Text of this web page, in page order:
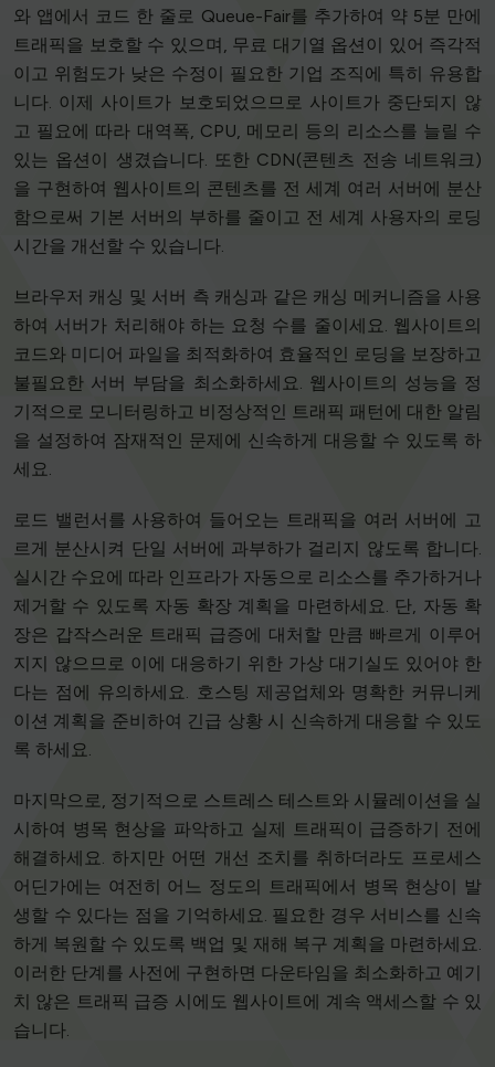
와 앱에서 코드 한 줄로 Queue-Fair를 추가하여 약 5분 만에
트래픽을 보호할 수 있으며, 무료 대기열 옵션이 있어 즉각적
이고 위험도가 낮은 수정이 필요한 기업 조직에 특히 유용합
니다. 이제 사이트가 보호되었으므로 사이트가 중단되지 않
고 필요에 따라 대역폭, CPU, 메모리 등의 리소스를 늘릴 수
있는 옵션이 생겼습니다. 또한 CDN(콘텐츠 전송 네트워크)
을 구현하여 웹사이트의 콘텐츠를 전 세계 여러 서버에 분산
함으로써 기본 서버의 부하를 줄이고 전 세계 사용자의 로딩
시간을 개선할 수 있습니다.
브라우저 캐싱 및 서버 측 캐싱과 같은 캐싱 메커니즘을 사용
하여 서버가 처리해야 하는 요청 수를 줄이세요. 웹사이트의
코드와 미디어 파일을 최적화하여 효율적인 로딩을 보장하고
불필요한 서버 부담을 최소화하세요. 웹사이트의 성능을 정
기적으로 모니터링하고 비정상적인 트래픽 패턴에 대한 알림
을 설정하여 잠재적인 문제에 신속하게 대응할 수 있도록 하
세요.
로드 밸런서를 사용하여 들어오는 트래픽을 여러 서버에 고
르게 분산시켜 단일 서버에 과부하가 걸리지 않도록 합니다.
실시간 수요에 따라 인프라가 자동으로 리소스를 추가하거나
제거할 수 있도록 자동 확장 계획을 마련하세요. 단, 자동 확
장은 갑작스러운 트래픽 급증에 대처할 만큼 빠르게 이루어
지지 않으므로 이에 대응하기 위한 가상 대기실도 있어야 한
다는 점에 유의하세요. 호스팅 제공업체와 명확한 커뮤니케
이션 계획을 준비하여 긴급 상황 시 신속하게 대응할 수 있도
록 하세요.
마지막으로, 정기적으로 스트레스 테스트와 시뮬레이션을 실
시하여 병목 현상을 파악하고 실제 트래픽이 급증하기 전에
해결하세요. 하지만 어떤 개선 조치를 취하더라도 프로세스
어딘가에는 여전히 어느 정도의 트래픽에서 병목 현상이 발
생할 수 있다는 점을 기억하세요. 필요한 경우 서비스를 신속
하게 복원할 수 있도록 백업 및 재해 복구 계획을 마련하세요.
이러한 단계를 사전에 구현하면 다운타임을 최소화하고 예기
치 않은 트래픽 급증 시에도 웹사이트에 계속 액세스할 수 있
습니다.